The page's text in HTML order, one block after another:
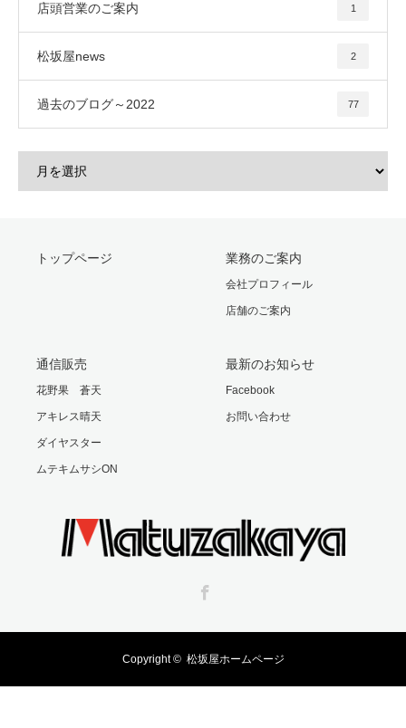
店頭営業のご案内 1
松坂屋news 2
過去のブログ～2022 77
トップページ 業務のご案内
会社プロフィール
店舗のご案内
通信販売
花野果 蒼天
アキレス晴天
ダイヤスター
ムテキムサシON
最新のお知らせ
Facebook
お問い合わせ
Copyright © 松坂屋ホームページ